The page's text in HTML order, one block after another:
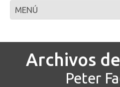
Archivos
Peter